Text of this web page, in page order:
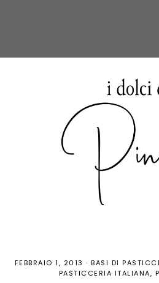
FEBBRAIO 1, 2013 · BASI DI
PASTICCERIA ITALIANA